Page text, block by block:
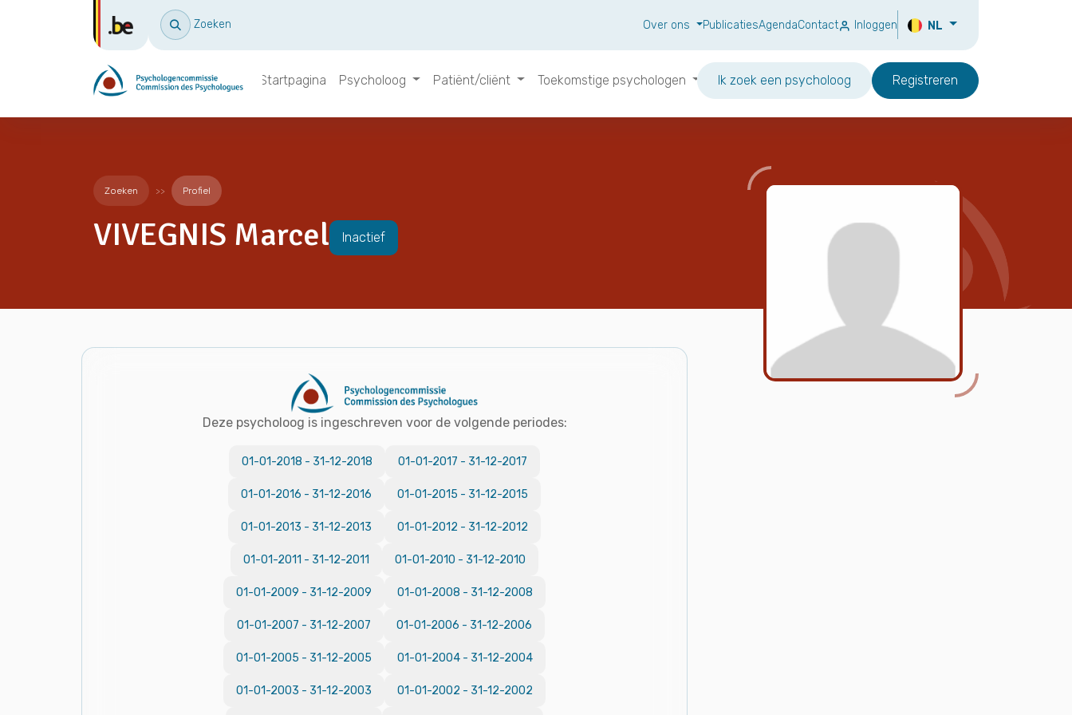
Zoeken Over ons PublicatiesAgendaContact Inloggen NL
Startpagina Psycholoog Patiënt/cliënt Toekomstige psychologen Ik zoek een psycholoog Registreren
Zoeken Profiel
VIVEGNIS Marcel Inactief
Deze psycholoog is ingeschreven voor de volgende periodes:
01-01-2018 - 31-12-2018 01-01-2017 - 31-12-2017
01-01-2016 - 31-12-2016 01-01-2015 - 31-12-2015
01-01-2013 - 31-12-2013 01-01-2012 - 31-12-2012
01-01-2011 - 31-12-2011 01-01-2010 - 31-12-2010
01-01-2009 - 31-12-2009 01-01-2008 - 31-12-2008
01-01-2007 - 31-12-2007 01-01-2006 - 31-12-2006
01-01-2005 - 31-12-2005 01-01-2004 - 31-12-2004
01-01-2003 - 31-12-2003 01-01-2002 - 31-12-2002